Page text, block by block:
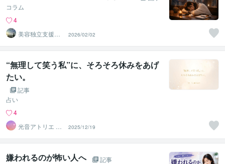
コラム
4
美容独立支援
「YUNICO」
（ユニコ）
2026/02/02
“無理して笑う私”に、そろそろ休みをあげ
たい。
記事
占い
4
光音アトリエ Lu
minara☆字霊占
い
2025/12/19
嫌われるのが怖い人へ
記事